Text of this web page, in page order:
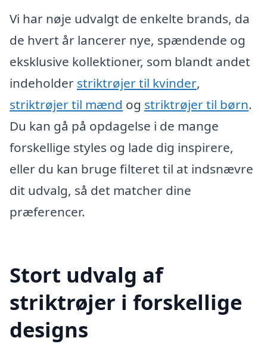
Vi har nøje udvalgt de enkelte brands, da
de hvert år lancerer nye, spændende og
eksklusive kollektioner, som blandt andet
indeholder striktrøjer til kvinder,
striktrøjer til mænd og striktrøjer til børn.
Du kan gå på opdagelse i de mange
forskellige styles og lade dig inspirere,
eller du kan bruge filteret til at indsnævre
dit udvalg, så det matcher dine
præferencer.
Stort udvalg af
striktrøjer i forskellige
designs